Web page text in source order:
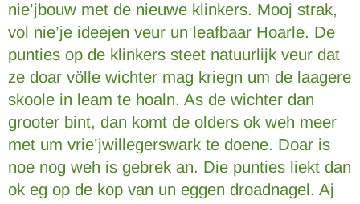
nie’jbouw met de nieuwe klinkers. Mooj strak,
vol nie’je ideejen veur un leafbaar Hoarle. De
punties op de klinkers steet natuurlijk veur dat
ze doar völle wichter mag kriegn um de laagere
skoole in leam te hoaln. As de wichter dan
grooter bint, dan komt de olders ok weh meer
met um vrie’jwillegerswark te doene. Doar is
noe nog weh is gebrek an. Die punties liekt dan
ok eg op de kop van un eggen droadnagel. Aj